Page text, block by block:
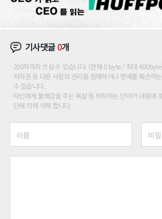
기사댓글0개
200자까지 쓰실 수 있습니다. (현재 0 byte / 최대
저작권 등 다른 사람의 권리를 침해하거나 명예를 훼손하
수 있습니다.
타인에게 불쾌감을 주는 욕설 등 비하하는 단어가 내용에
단에 의해 삭제 합니다.